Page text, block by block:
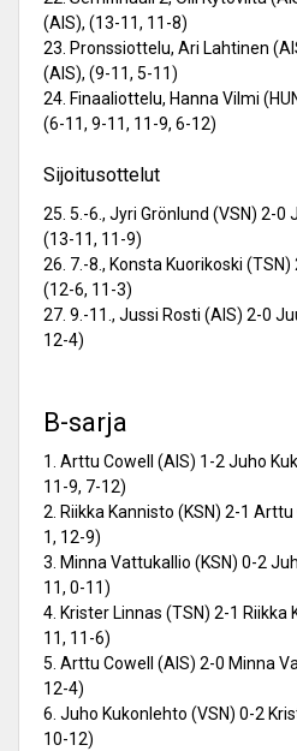
(AIS), (13-11, 11-8)
23. Pronssiottelu, Ari Lahtinen
(AIS), (9-11, 5-11)
24. Finaaliottelu, Hanna Vilmi
(6-11, 9-11, 11-9, 6-12)
Sijoitusottelut
25. 5.-6., Jyri Grönlund (VSN) 2-0
(13-11, 11-9)
26. 7.-8., Konsta Kuorikoski (TSN)
(12-6, 11-3)
27. 9.-11., Jussi Rosti (AIS) 2-0
12-4)
B-sarja
1. Arttu Cowell (AIS) 1-2 Juho
11-9, 7-12)
2. Riikka Kannisto (KSN) 2-1
1, 12-9)
3. Minna Vattukallio (KSN) 0-2
11, 0-11)
4. Krister Linnas (TSN) 2-1 Riikka
11, 11-6)
5. Arttu Cowell (AIS) 2-0 Minna
12-4)
6. Juho Kukonlehto (VSN) 0-2
10-12)